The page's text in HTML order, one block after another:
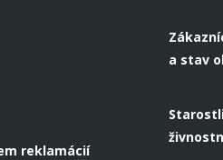
reklamácií
a stav